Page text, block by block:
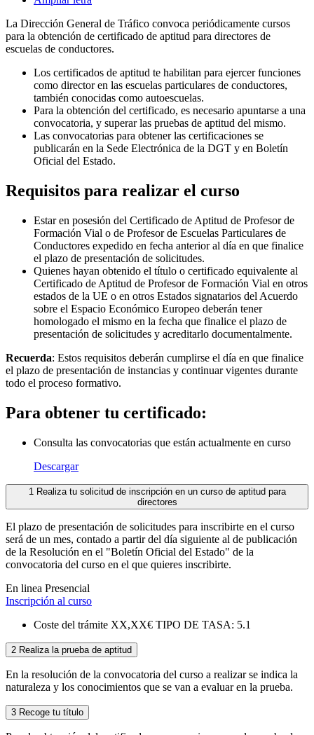
La Dirección General de Tráfico convoca periódicamente cursos
para la obtención de certificado de aptitud para directores de
escuelas de conductores.
Los certificados de aptitud te habilitan para ejercer funciones
como director en las escuelas particulares de conductores,
también conocidas como autoescuelas.
Para la obtención del certificado, es necesario apuntarse a una
convocatoria, y superar las pruebas de aptitud del mismo.
Las convocatorias para obtener las certificaciones se
publicarán en la Sede Electrónica de la DGT y en Boletín
Oficial del Estado.
Requisitos para realizar el curso
Estar en posesión del Certificado de Aptitud de Profesor de
Formación Vial o de Profesor de Escuelas Particulares de
Conductores expedido en fecha anterior al día en que finalice
el plazo de presentación de solicitudes.
Quienes hayan obtenido el título o certificado equivalente al
Certificado de Aptitud de Profesor de Formación Vial en otros
estados de la UE o en otros Estados signatarios del Acuerdo
sobre el Espacio Económico Europeo deberán tener
homologado el mismo en la fecha que finalice el plazo de
presentación de solicitudes y acreditarlo documentalmente.
Recuerda: Estos requisitos deberán cumplirse el día en que finalice
el plazo de presentación de instancias y continuar vigentes durante
todo el proceso formativo.
Para obtener tu certificado:
Consulta las convocatorias que están actualmente en curso
Descargar
1
directores
El plazo de presentación de solicitudes para inscribirte en el curso
será de un mes, contado a partir del día siguiente al de publicación
de la Resolución en el "Boletín Oficial del Estado" de la
convocatoria del curso en el que quieres inscribirte.
En linea Presencial
Inscripción al curso
Coste del trámite XX,XX€ TIPO DE TASA: 5.1
2 Realiza la prueba de aptitud
En la resolución de la convocatoria del curso a realizar se indica la
naturaleza y los conocimientos que se van a evaluar en la prueba.
3 Recoge tu título